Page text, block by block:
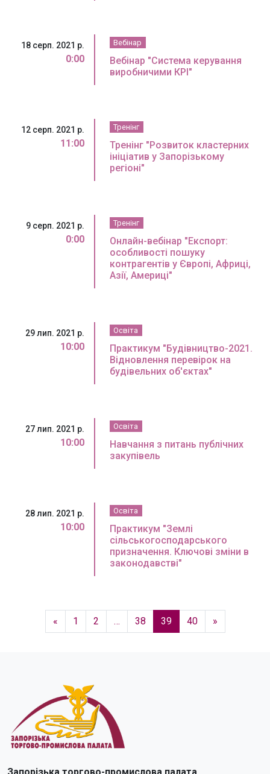
18 серп. 2021 р.
0:00
Вебінар
Вебінар "Система керування
виробничими КРІ"
12 серп. 2021 р.
11:00
Тренінг
Тренінг "Розвиток кластерних
ініціатив у Запорізькому
регіоні"
9 серп. 2021 р.
0:00
Тренінг
Онлайн-вебінар "Експорт:
особливості пошуку
контрагентів у Європі, Африці,
Азії, Америці"
29 лип. 2021 р.
10:00
Освіта
Практикум "Будівництво-2021.
Відновлення перевірок на
будівельних об'єктах"
27 лип. 2021 р.
10:00
Освіта
Навчання з питань публічних
закупівель
28 лип. 2021 р.
10:00
Освіта
Практикум "Землі
сільськогосподарського
призначення. Ключові зміни в
законодавстві"
« 1 2 … 38 39 40 »